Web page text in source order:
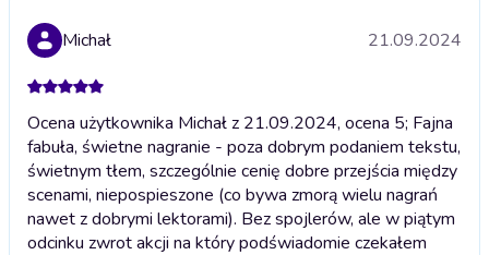
Michał 21.09.2024
Ocena użytkownika Michał z 21.09.2024, ocena 5; Fajna
fabuła, świetne nagranie - poza dobrym podaniem tekstu,
świetnym tłem, szczególnie cenię dobre przejścia między
scenami, niepospieszone (co bywa zmorą wielu nagrań
nawet z dobrymi lektorami). Bez spojlerów, ale w piątym
odcinku zwrot akcji na który podświadomie czekałem